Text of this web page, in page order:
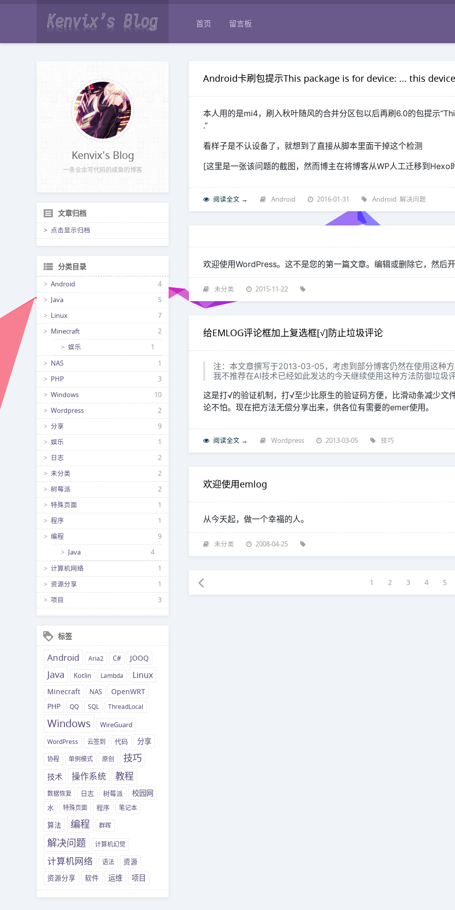
首页 留言板
Kenvix's Blog
一条业余写代码的咸鱼的博客
文章归档
点击显示归档
分类目录
Android
4
Java
5
Linux
7
Minecraft
2
娱乐
1
NAS
1
PHP
3
Windows
10
Wordpress
2
分享
9
娱乐
1
日志
2
未分类
2
树莓派
2
特殊页面
1
程序
1
编程
9
Java
4
计算机网络
1
资源分享
1
项目
3
标签
Android Aria2 C# JOOQ
Java Kotlin Lambda Linux
Minecraft NAS OpenWRT
PHP QQ SQL ThreadLocal
Windows
WireGuard
WordPress
云签到 代码 分享
协程 单例模式 原创 技巧
技术 操作系统 教程
数据恢复 日志 树莓派 校园网
水 特殊页面 程序 笔记本
算法 编程 群晖
解决问题 计算机幻觉
计算机网络 语法
资源
资源分享
软件 运维 项目
Android卡刷包提示This package is for device: ... this
本人用的是mi4，刷入秋叶随风的合并分区包以后再刷6.0的包提示
.”
看样子是不认设备了，就想到了直接从脚本里面干掉这个检测
[这里是一张该问题的截图，然而博主在将博客从WP人工迁移到Hexo
阅读全文 → Android 2016-01-31 Android 解决问题
欢迎使用WordPress。这不是您的第一篇文章。编辑或删除它，然后
未分类 2015-11-22
给EMLOG评论框加上复选框[√]防止垃圾评论
注：本文章撰写于2013-03-05，考虑到部分博客仍然在使用这种
我不推荐在AI技术已经如此发达的今天继续使用这种方法防御垃圾
这是打√的验证机制，打√至少比原生的验证码方便，比滑动条减少文
论不怕。现在把方法无偿分享出来，供各位有需要的emer使用。
阅读全文 → Wordpress 2013-03-05 技巧
欢迎使用emlog
从今天起，做一个幸福的人。
未分类 2008-04-25
1 2 3 4 5